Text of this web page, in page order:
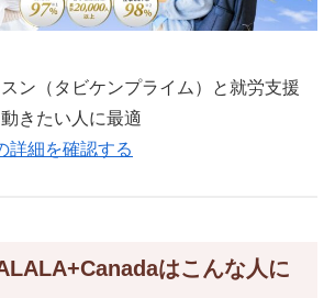
ン（タビケンプライム）と就労支援
きたい人に最適
詳細を確認する
はこんな人に